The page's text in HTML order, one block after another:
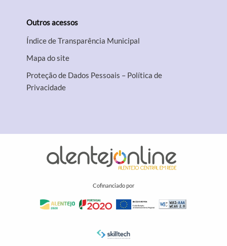
Outros acessos
Índice de Transparência Municipal
Mapa do site
Proteção de Dados Pessoais – Política de
Privacidade
Cofinanciado por